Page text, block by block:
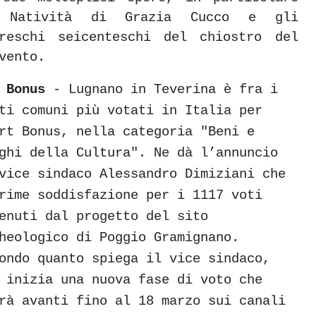
di Grazia Cucco e gli
seicenteschi del chiostro del
- Lugnano in Teverina è fra i
comuni più votati in Italia per
Bonus, nella categoria "Beni e
della Cultura". Ne dà l’annuncio
sindaco Alessandro Dimiziani che
soddisfazione per i 1117 voti
dal progetto del sito
di Poggio Gramignano.
quanto spiega il vice sindaco,
inizia una nuova fase di voto che
avanti fino al 18 marzo sui canali